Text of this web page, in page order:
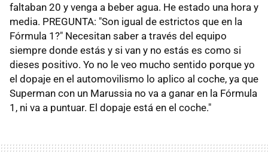
faltaban 20 y venga a beber agua. He estado una hora y
media. PREGUNTA: "Son igual de estrictos que en la
Fórmula 1?" Necesitan saber a través del equipo
siempre donde estás y si van y no estás es como si
dieses positivo. Yo no le veo mucho sentido porque yo
el dopaje en el automovilismo lo aplico al coche, ya que
Superman con un Marussia no va a ganar en la Fórmula
1, ni va a puntuar. El dopaje está en el coche."